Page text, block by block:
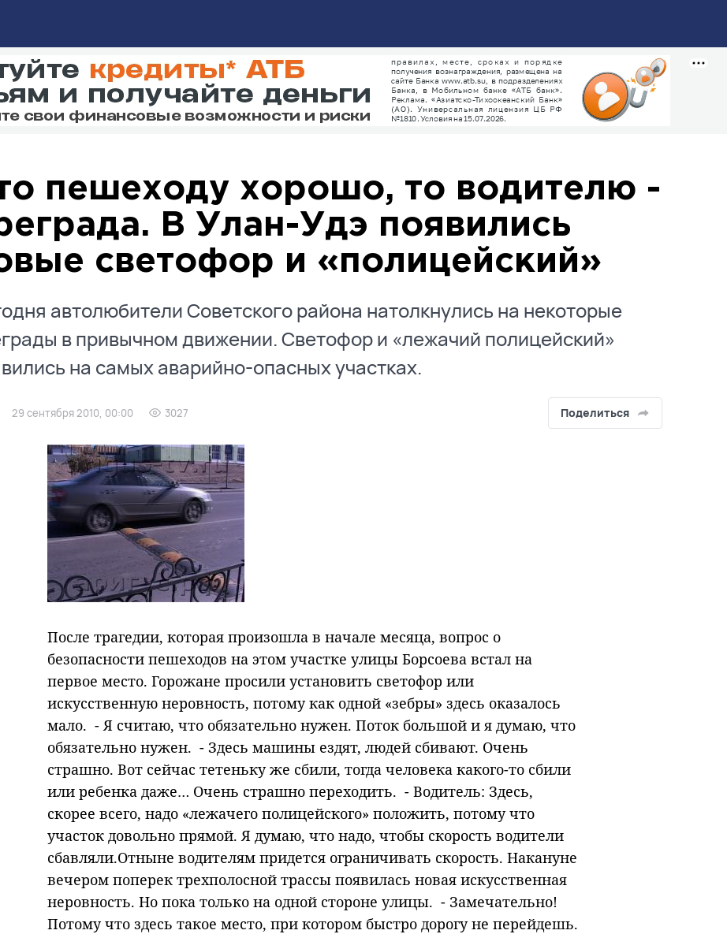
пешеходу хорошо, то водителю -
В Улан-Удэ появились
светофор и «полицейский»
автолюбители Советского района натолкнулись на некоторые
в привычном движении. Светофор и «лежачий полицейский»
на самых аварийно-опасных участках.
29 сентября 2010, 00:00 3027 Поделиться
После трагедии, которая произошла в начале месяца, вопрос о
безопасности пешеходов на этом участке улицы Борсоева встал на
первое место. Горожане просили установить светофор или
искусственную неровность, потому как одной «зебры» здесь оказалось
мало. - Я считаю, что обязательно нужен. Поток большой и я думаю, что
обязательно нужен. - Здесь машины ездят, людей сбивают. Очень
страшно. Вот сейчас тетеньку же сбили, тогда человека какого-то сбили
или ребенка даже… Очень страшно переходить. - Водитель: Здесь,
скорее всего, надо «лежачего полицейского» положить, потому что
участок довольно прямой. Я думаю, что надо, чтобы скорость водители
сбавляли.Отныне водителям придется ограничивать скорость. Накануне
вечером поперек трехполосной трассы появилась новая искусственная
неровность. Но пока только на одной стороне улицы. - Замечательно!
Потому что здесь такое место, при котором быстро дорогу не перейдешь.